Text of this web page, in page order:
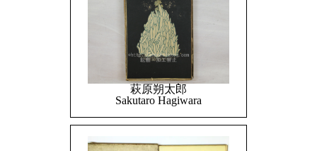
萩原朔太郎
Sakutaro Hagiwara